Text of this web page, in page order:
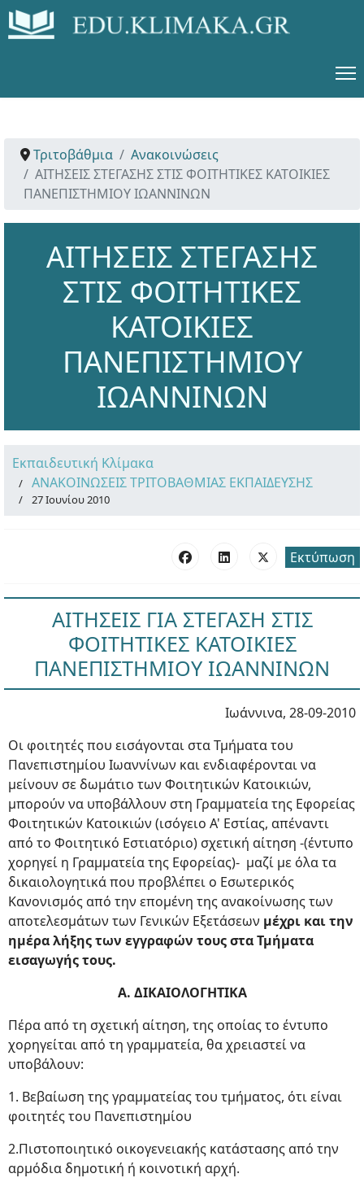
Τριτοβάθμια
Ανακοινώσεις
ΑΙΤΗΣΕΙΣ ΣΤΕΓΑΣΗΣ ΣΤΙΣ ΦΟΙΤΗΤΙΚΕΣ ΚΑΤΟΙΚΙΕΣ
ΠΑΝΕΠΙΣΤΗΜΙΟΥ ΙΩΑΝΝΙΝΩΝ
ΑΙΤΗΣΕΙΣ ΣΤΕΓΑΣΗΣ
ΣΤΙΣ ΦΟΙΤΗΤΙΚΕΣ
ΚΑΤΟΙΚΙΕΣ
ΠΑΝΕΠΙΣΤΗΜΙΟΥ
ΙΩΑΝΝΙΝΩΝ
Εκπαιδευτική Κλίμακα
ΑΝΑΚΟΙΝΩΣΕΙΣ ΤΡΙΤΟΒΑΘΜΙΑΣ ΕΚΠΑΙΔΕΥΣΗΣ
27 Ιουνίου 2010
Εκτύπωση
ΑΙΤΗΣΕΙΣ ΓΙΑ ΣΤΕΓΑΣΗ ΣΤΙΣ
ΦΟΙΤΗΤΙΚΕΣ ΚΑΤΟΙΚΙΕΣ
ΠΑΝΕΠΙΣΤΗΜΙΟΥ ΙΩΑΝΝΙΝΩΝ
Ιωάννινα, 28-09-2010
Οι φοιτητές που εισάγονται στα Τμήματα του
Πανεπιστημίου Ιωαννίνων και ενδιαφέρονται να
μείνουν σε δωμάτιο των Φοιτητικών Κατοικιών,
μπορούν να υποβάλλουν στη Γραμματεία της Εφορείας
Φοιτητικών Κατοικιών (ισόγειο Α' Εστίας, απέναντι
από το Φοιτητικό Εστιατόριο) σχετική αίτηση -(έντυπο
χορηγεί η Γραμματεία της Εφορείας)- μαζί με όλα τα
δικαιολογητικά που προβλέπει ο Εσωτερικός
Κανονισμός από την επομένη της ανακοίνωσης των
αποτελεσμάτων των Γενικών Εξετάσεων μέχρι και την
ημέρα λήξης των εγγραφών τους στα Τμήματα
εισαγωγής τους.
Α. ΔΙΚΑΙΟΛΟΓΗΤΙΚΑ
Πέρα από τη σχετική αίτηση, της οποίας το έντυπο
χορηγείται από τη γραμματεία, θα χρειαστεί να
υποβάλουν:
1. Βεβαίωση της γραμματείας του τμήματος, ότι είναι
φοιτητές του Πανεπιστημίου
2.Πιστοποιητικό οικογενειακής κατάστασης από την
αρμόδια δημοτική ή κοινοτική αρχή.